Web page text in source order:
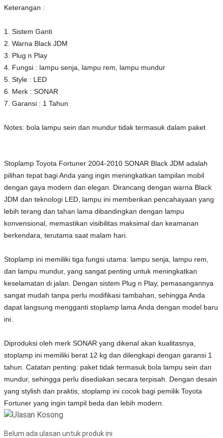
Keterangan :
1. Sistem Ganti
2. Warna Black JDM
3. Plug n Play
4. Fungsi : lampu senja, lampu rem, lampu mundur
5. Style : LED
6. Merk : SONAR
7. Garansi : 1 Tahun
Notes: bola lampu sein dan mundur tidak termasuk dalam paket
Stoplamp Toyota Fortuner 2004-2010 SONAR Black JDM adalah
pilihan tepat bagi Anda yang ingin meningkatkan tampilan mobil
dengan gaya modern dan elegan. Dirancang dengan warna Black
JDM dan teknologi LED, lampu ini memberikan pencahayaan yang
lebih terang dan tahan lama dibandingkan dengan lampu
konvensional, memastikan visibilitas maksimal dan keamanan
berkendara, terutama saat malam hari.
Stoplamp ini memiliki tiga fungsi utama: lampu senja, lampu rem,
dan lampu mundur, yang sangat penting untuk meningkatkan
keselamatan di jalan. Dengan sistem Plug n Play, pemasangannya
sangat mudah tanpa perlu modifikasi tambahan, sehingga Anda
dapat langsung mengganti stoplamp lama Anda dengan model baru
ini.
Diproduksi oleh merk SONAR yang dikenal akan kualitasnya,
stoplamp ini memiliki berat 12 kg dan dilengkapi dengan garansi 1
tahun. Catatan penting: paket tidak termasuk bola lampu sein dan
mundur, sehingga perlu disediakan secara terpisah. Dengan desain
yang stylish dan praktis, stoplamp ini cocok bagi pemilik Toyota
Fortuner yang ingin tampil beda dan lebih modern.
Belum ada ulasan untuk produk ini